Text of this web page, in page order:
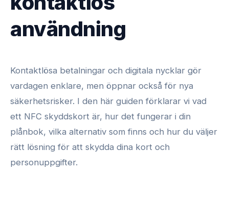
användning
Kontaktlösa betalningar och digitala nycklar gör
vardagen enklare, men öppnar också för nya
säkerhetsrisker. I den här guiden förklarar vi vad
ett NFC skyddskort är, hur det fungerar i din
plånbok, vilka alternativ som finns och hur du väljer
rätt lösning för att skydda dina kort och
personuppgifter.